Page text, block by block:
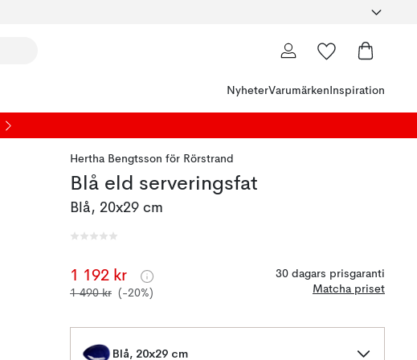
NyheterVarumärken Inspiration
Hertha Bengtsson för Rörstrand
Blå eld serveringsfat
Blå, 20x29 cm
1 192 kr
1 490 kr (-20%)
30 dagars prisgaranti
Matcha priset
Blå, 20x29 cm